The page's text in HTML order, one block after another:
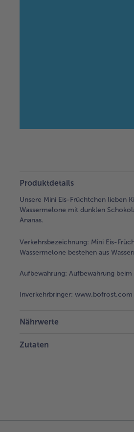
Produktdetails
Unsere Mini Eis-Früchtchen lieben
Wassermelone mit dunklen
Ananas.
Verkehrsbezeichnung: Mini Eis-
Wassermelone bestehen aus
Aufbewahrung: Aufbewahrung
Inverkehrbringer: www.bofrost.com
Nährwerte
Zutaten